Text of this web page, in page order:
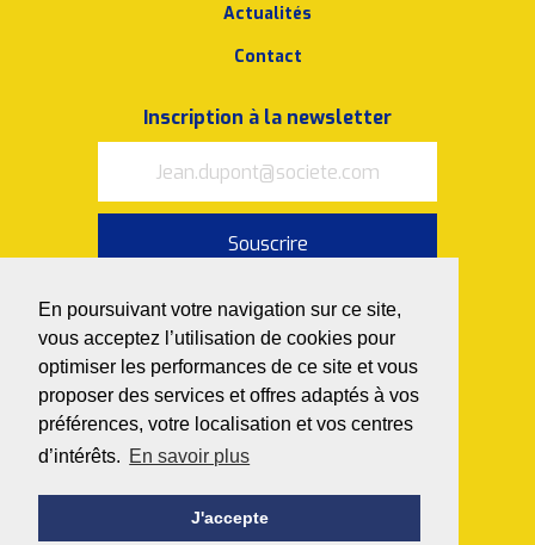
En poursuivant votre navigation sur ce site,
vous acceptez l’utilisation de cookies pour
optimiser les performances de ce site et vous
proposer des services et offres adaptés à vos
préférences, votre localisation et vos centres
d’intérêts. En savoir plus
J'accepte
Actualités
Contact
Inscription à la newsletter
Souscrire
J’accepte les
conditions
d’utilisation et la politique de
confidentialité
Nous suivre sur
© 2026 Avedemil
Politique de confidentialité